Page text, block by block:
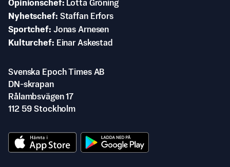
Opinionschef
Lotta Gröning
Nyhetschef Staffan Erfors
Sportchef Jonas Arnesen
Kulturchef
Einar Askestad
Svenska Epoch Times AB
DN-skrapan
Rålambsvägen 17
112 59 Stockholm